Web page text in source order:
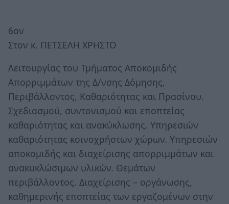
6ον
Στον κ. ΠΕΤΣΕΛΗ ΧΡΗΣΤΟ
Λειτουργίας του Τμήματος Αποκομιδής
Απορριμμάτων της Δ/νσης Δόμησης,
Περιβάλλοντος, Καθαριότητας και Πρασίνου.
Σχεδιασμού, συντονισμού και εποπτείας
καθαριότητας και ανακύκλωσης. Υπηρεσιών
καθαριότητας κοινοχρήστων χώρων. Υπηρεσιών
αποκομιδής και διαχείρισης απορριμμάτων και
ανακυκλώσιμων υλικών. Θεμάτων
περιβάλλοντος. Διαχείρισης – οργάνωσης,
καθημερινής εποπτείας των εργαζομένων στην